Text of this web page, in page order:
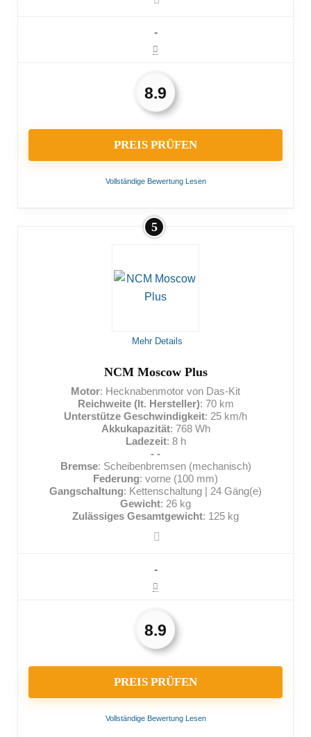
-
8.9
PREIS PRÜFEN
Vollständige Bewertung Lesen
Nichts für sehr schwere Menschen
5
Mehr Details
NCM Moscow Plus
Motor: Hecknabenmotor von Das-Kit
Reichweite (lt. Hersteller): 70 km
Unterstütze Geschwindigkeit: 25 km/h
Akkukapazität: 768 Wh
Ladezeit: 8 h
- -
Bremse: Scheibenbremsen (mechanisch)
Federung: vorne (100 mm)
Gangschaltung: Kettenschaltung | 24 Gäng(e)
Gewicht: 26 kg
Zulässiges Gesamtgewicht: 125 kg
-
8.9
PREIS PRÜFEN
Vollständige Bewertung Lesen